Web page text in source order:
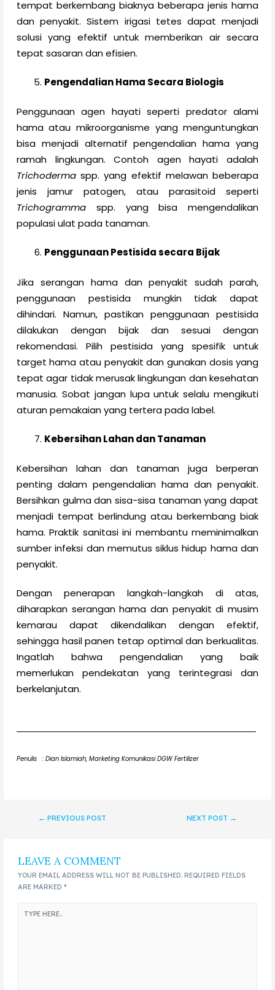
tempat berkembang biaknya beberapa jenis hama
dan penyakit. Sistem irigasi tetes dapat menjadi
solusi yang efektif untuk memberikan air secara
tepat sasaran dan efisien.
Pengendalian Hama Secara Biologis
Penggunaan agen hayati seperti predator alami
hama atau mikroorganisme yang menguntungkan
bisa menjadi alternatif pengendalian hama yang
ramah lingkungan. Contoh agen hayati adalah
Trichodermaspp. yang efektif melawan beberapa
jenis jamur patogen, atau parasitoid seperti
Trichogrammaspp. yang bisa mengendalikan
populasi ulat pada tanaman.
Penggunaan Pestisida secara Bijak
Jika serangan hama dan penyakit sudah parah,
penggunaan pestisida mungkin tidak dapat
dihindari. Namun, pastikan penggunaan pestisida
dilakukan dengan bijak dan sesuai dengan
rekomendasi. Pilih pestisida yang spesifik untuk
target hama atau penyakit dan gunakan dosis yang
tepat agar tidak merusak lingkungan dan kesehatan
manusia. Sobat jangan lupa untuk selalu mengikuti
aturan pemakaian yang tertera pada label.
Kebersihan Lahan dan Tanaman
Kebersihan lahan dan tanaman juga berperan
penting dalam pengendalian hama dan penyakit.
Bersihkan gulma dan sisa-sisa tanaman yang dapat
menjadi tempat berlindung atau berkembang biak
hama. Praktik sanitasi ini membantu meminimalkan
sumber infeksi dan memutus siklus hidup hama dan
penyakit.
Dengan penerapan langkah-langkah di atas,
diharapkan serangan hama dan penyakit di musim
kemarau dapat dikendalikan dengan efektif,
sehingga hasil panen tetap optimal dan berkualitas.
Ingatlah bahwa pengendalian yang baik
memerlukan pendekatan yang terintegrasi dan
berkelanjutan.
Penulis : Dian Islamiah, Marketing Komunikasi DGW Fertilizer
← PREVIOUS POST NEXT POST →
LEAVE A COMMENT
YOUR EMAIL ADDRESS WILL NOT BE PUBLISHED. REQUIRED FIELDS
ARE MARKED*